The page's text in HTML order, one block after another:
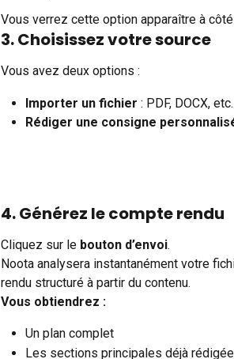
Vous verrez cette option apparaître à
3. Choisissez votre source
Vous avez deux options :
Importer un fichier : PDF, DOCX, etc.
Rédiger une consigne
4. Générez le compte rendu
Cliquez sur le bouton d’envoi.
Noota analysera instantanément votre
rendu structuré à partir du contenu.
Vous obtiendrez :
Un plan complet
Les sections principales déjà